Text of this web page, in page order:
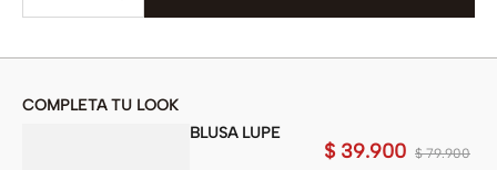
COMPLETA TU LOOK
BLUSA LUPE
$ 79.900
$ 39.900